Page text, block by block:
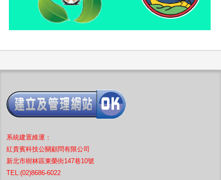
系統建置維運：
紅貴賓科技公關顧問有限公司
新北市樹林區東榮街147巷10號
TEL:(02)8686-6022